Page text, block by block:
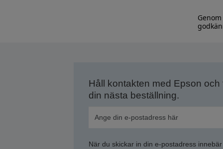
Håll kontakten med Epson
din nästa beställning.
När du skickar in din e-postadress